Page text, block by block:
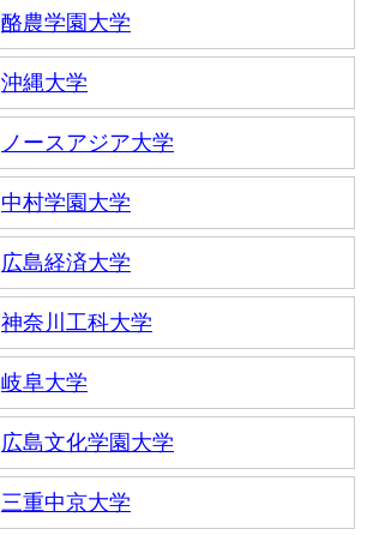
酪農学園大学
沖縄大学
ノースアジア大学
中村学園大学
広島経済大学
神奈川工科大学
岐阜大学
広島文化学園大学
三重中京大学